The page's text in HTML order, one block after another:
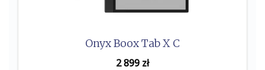
Onyx Boox Tab X C
2 899 zł